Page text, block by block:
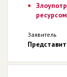
ресурсом
Заявитель